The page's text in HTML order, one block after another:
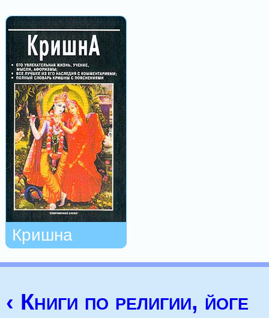
Кришна
‹ Книги по религии, йоге